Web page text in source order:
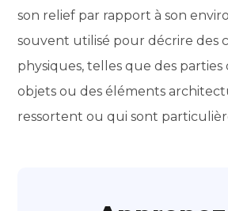
son relief par rapport à son
souvent utilisé pour décrire des
physiques, telles que des parties
objets ou des éléments
ressortent ou qui sont